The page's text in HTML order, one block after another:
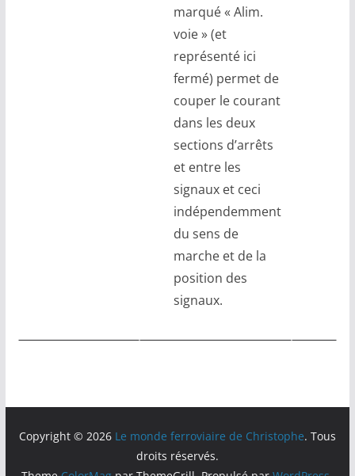
marqué « Alim.
voie » (et
représenté ici
fermé) permet de
couper le courant
dans les deux
sections d’arrêts
et entre les
signaux et ceci
indépendemment
du sens de
marche et de la
position des
signaux.
Copyright © 2026 Le monde ferroviaire de Christophe. Tous
droits réservés.